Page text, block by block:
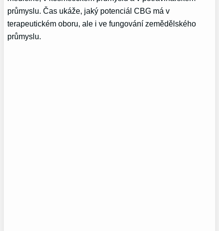
průmyslu. Čas ukáže, jaký potenciál CBG má v
terapeutickém oboru, ale i ve fungování zemědělského
průmyslu.